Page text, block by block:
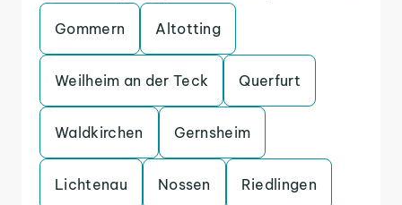
Gommern Altotting
Weilheim an der Teck Querfurt
Waldkirchen Gernsheim
Lichtenau Nossen Riedlingen